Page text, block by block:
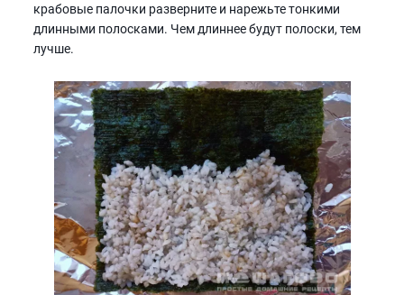
крабовые палочки разверните и нарежьте тонкими
длинными полосками. Чем длиннее будут полоски, тем
лучше.